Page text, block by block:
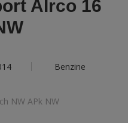
AIrco 16
Benzine